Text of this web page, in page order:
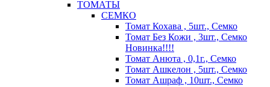
ТОМАТЫ
СЕМКО
Томат Кохава , 5шт., Семко
Томат Без Кожи , 3шт., Семко
Новинка!!!!
Томат Анюта , 0,1г., Семко
Томат Ашкелон , 5шт., Семко
Томат Ашраф , 10шт., Семко